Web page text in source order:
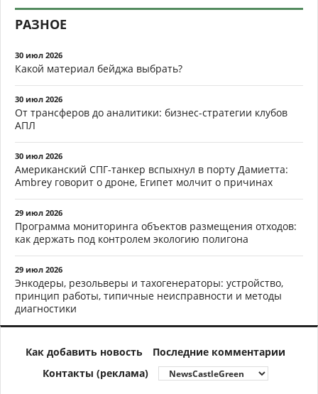
РАЗНОЕ
30 июл 2026
Какой материал бейджа выбрать?
30 июл 2026
От трансферов до аналитики: бизнес-стратегии клубов
АПЛ
30 июл 2026
Американский СПГ-танкер вспыхнул в порту Дамиетта:
Ambrey говорит о дроне, Египет молчит о причинах
29 июл 2026
Программа мониторинга объектов размещения отходов:
как держать под контролем экологию полигона
29 июл 2026
Энкодеры, резольверы и тахогенераторы: устройство,
принцип работы, типичные неисправности и методы
диагностики
Как добавить новость
Последние комментарии
Контакты (реклама)